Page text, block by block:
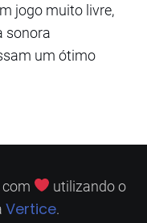
jogo muito livre,
sonora
um ótimo
com
utilizando o
Vertice.